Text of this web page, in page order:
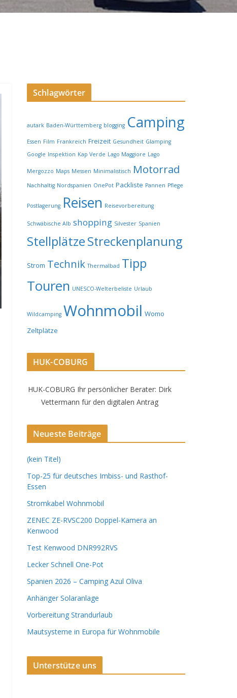
Schlagwörter
autark Baden-Württemberg blogging Camping
Essen Film Frankreich Freizeit Gesundheit Glamping
Google Inspektion Kap Verde Lago Maggiore Lago
Mergozzo Maps Messen Minimalistisch Motorrad
Nachhaltig Nordspanien OnePot Packliste Pannen Pflege
Postlagerung Reisen Reisevorbereitung
Schwäbische Alb shopping Silvester Spanien
StellplätzeStreckenplanung
Strom Technik Thermalbad Tipp
Touren UNESCO-Welterbeliste Urlaub
Wildcamping Wohnmobil Womo
Zeltplätze
HUK-COBURG
HUK-COBURG Ihr persönlicher Berater: Dirk
Vettermann für den digitalen Antrag
Neueste Beiträge
(kein Titel)
Top-25 für deutsches Imbiss- und Rasthof-
Essen
Stromkabel Wohnmobil
ZENEC ZE-RVSC200 Doppel-Kamera an
Kenwood
Test Kenwood DNR992RVS
Lecker Schnell One-Pot
Spanien 2026 – Camping Azul Oliva
Anhänger Solaranlage
Vorbereitung Strandurlaub
Mautsysteme in Europa für Wohnmobile
Unterstütze uns